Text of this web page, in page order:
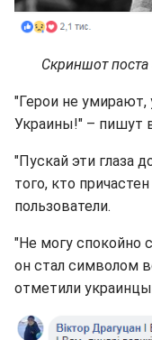
Скриншот
"Герои не умирают,
Украины!" – пишут
"Пускай эти глаза
того, кто
пользователи.
"Не могу спокойно
он стал символом
отметили